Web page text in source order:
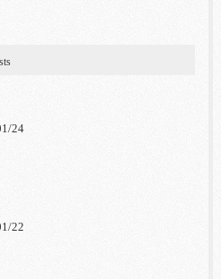
24
22